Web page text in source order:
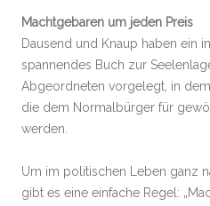
Machtgebaren um jeden Preis
Dausend und Knaup haben ein
spannendes Buch zur
Abgeordneten vorgelegt, in
die dem Normalbürger für
werden.
Um im politischen Leben ganz
gibt es eine einfache Regel: